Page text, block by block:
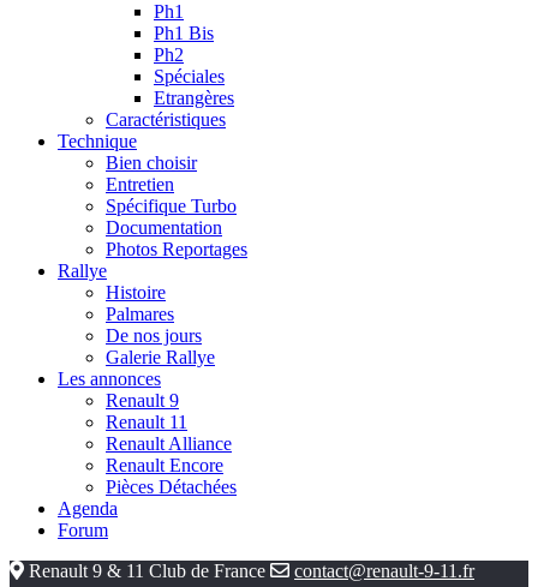
Ph1
Ph1 Bis
Ph2
Spéciales
Etrangères
Caractéristiques
Technique
Bien choisir
Entretien
Spécifique Turbo
Documentation
Photos Reportages
Rallye
Histoire
Palmares
De nos jours
Galerie Rallye
Les annonces
Renault 9
Renault 11
Renault Alliance
Renault Encore
Pièces Détachées
Agenda
Forum
Renault 9 & 11 Club de France
contact@renault-9-11.fr